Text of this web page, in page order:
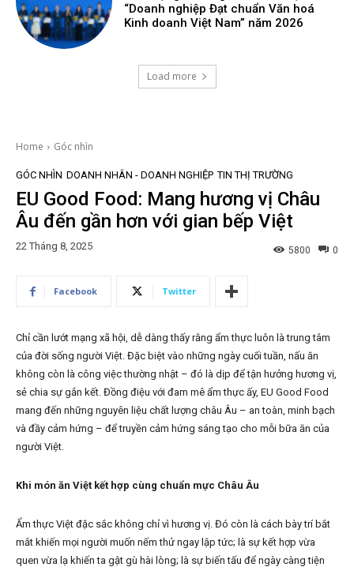
“Doanh nghiệp Đạt chuẩn Văn hoá
Kinh doanh Việt Nam” năm 2026
Load more